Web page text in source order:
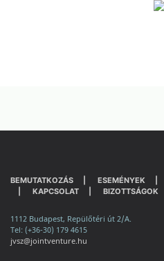
BEMUTATKOZÁS ESEMÉNYEK
KAPCSOLAT
BIZOTTSÁGOK
1112 Budapest, Repülőtéri út 2/A.
Tel: (+36-30) 179 4615
jvsz@jointventure.hu